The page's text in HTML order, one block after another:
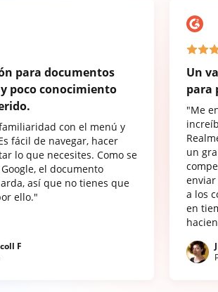
para documentos
poco conocimiento
con el menú y
fácil de navegar, hacer
lo que necesites. Como se
el documento
así que no tienes que
ello."
F
Un
para
"Me
un
a los
en